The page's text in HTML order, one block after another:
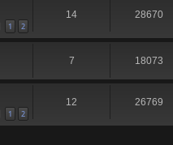
1 2
14 28670
7 18073
1 2
12 26769